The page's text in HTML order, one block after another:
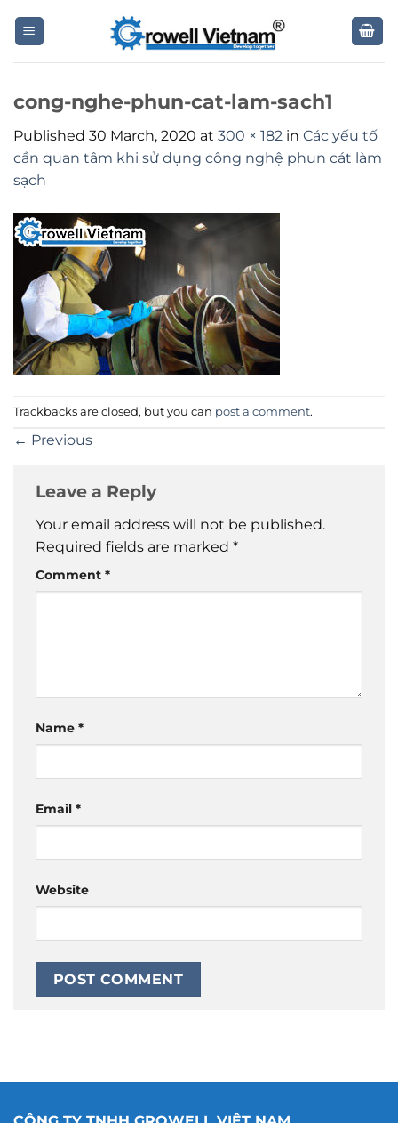
cong-nghe-phun-cat-lam-sach1
Published 30 March, 2020 at 300 × 182 in Các yếu tố
cần quan tâm khi sử dụng công nghệ phun cát làm
sạch
Trackbacks are closed, but you can post a comment.
← Previous
Leave a Reply
Your email address will not be published.
Required fields are marked *
Comment *
Name *
Email *
Website